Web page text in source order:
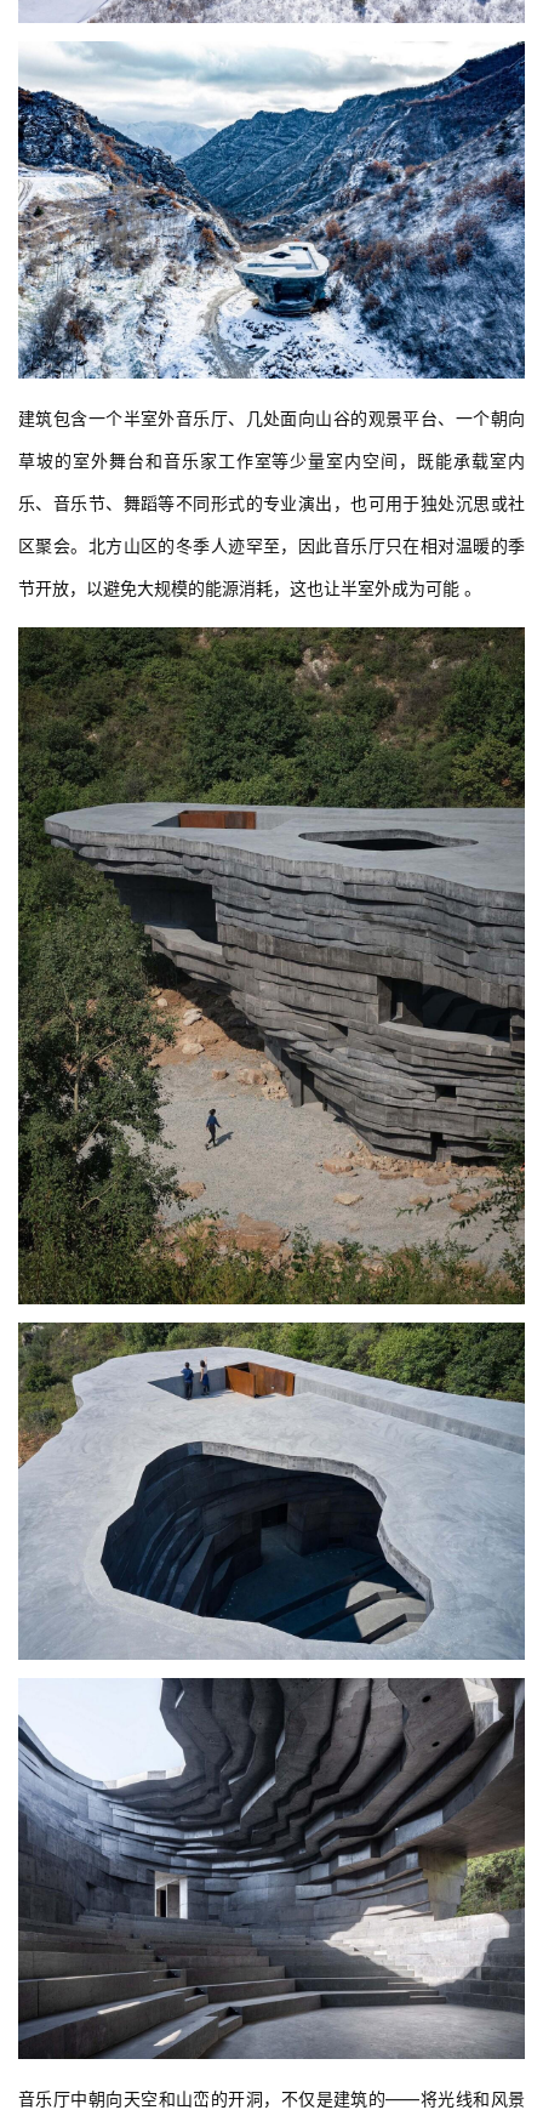
建筑包含一个半室外音乐厅、几处面向山谷的观景平台、一个朝向
草坡的室外舞台和音乐家工作室等少量室内空间，既能承载室内
乐、音乐节、舞蹈等不同形式的专业演出，也可用于独处沉思或社
区聚会。北方山区的冬季人迹罕至，因此音乐厅只在相对温暖的季
节开放，以避免大规模的能源消耗，这也让半室外成为可能 。
音乐厅中朝向天空和山峦的开洞，不仅是建筑的——将光线和风景